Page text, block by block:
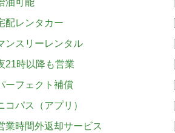
油可能
配レンタカー
ンスリーレンタル
21時以降も営業
ーフェクト補償
コパス（アプリ）
業時間外返却サービス